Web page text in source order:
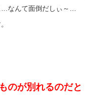
…なんて面倒だしぃ～…
のが別れるのだと